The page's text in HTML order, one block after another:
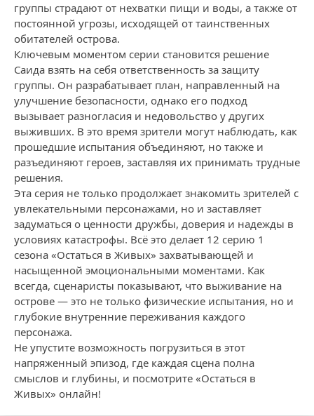
группы страдают от нехватки пищи и воды, а также от
постоянной угрозы, исходящей от таинственных
обитателей острова.
Ключевым моментом серии становится решение
Саида взять на себя ответственность за защиту
группы. Он разрабатывает план, направленный на
улучшение безопасности, однако его подход
вызывает разногласия и недовольство у других
выживших. В это время зрители могут наблюдать, как
прошедшие испытания объединяют, но также и
разъединяют героев, заставляя их принимать трудные
решения.
Эта серия не только продолжает знакомить зрителей с
увлекательными персонажами, но и заставляет
задуматься о ценности дружбы, доверия и надежды в
условиях катастрофы. Всё это делает 12 серию 1
сезона «Остаться в Живых» захватывающей и
насыщенной эмоциональными моментами. Как
всегда, сценаристы показывают, что выживание на
острове — это не только физические испытания, но и
глубокие внутренние переживания каждого
персонажа.
Не упустите возможность погрузиться в этот
напряженный эпизод, где каждая сцена полна
смыслов и глубины, и посмотрите «Остаться в
Живых» онлайн!